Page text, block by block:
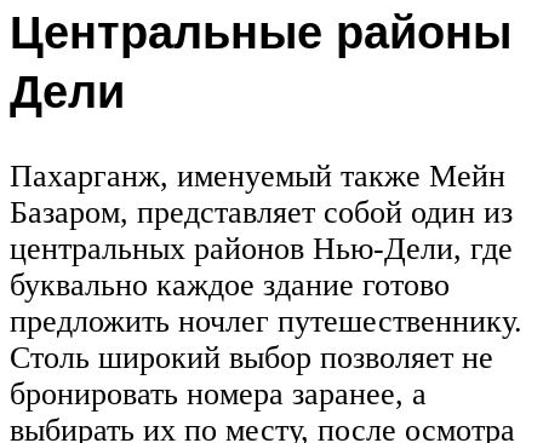
Центральные районы
Дели
Пахарганж, именуемый также Мейн
Базаром, представляет собой один из
центральных районов Нью-Дели, где
буквально каждое здание готово
предложить ночлег путешественнику.
Столь широкий выбор позволяет не
бронировать номера заранее, а
выбирать их по месту, после осмотра